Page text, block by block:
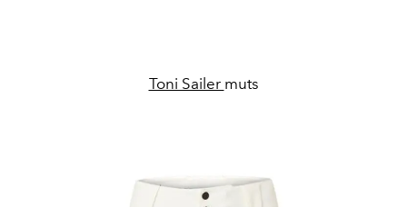
Toni Sailer muts